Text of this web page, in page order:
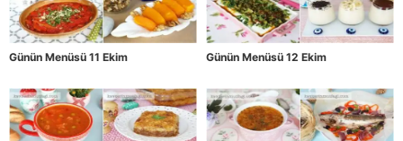
Günün Menüsü 11 Ekim Günün Menüsü 12 Ekim